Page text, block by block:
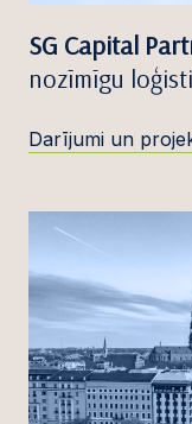
SG Capital
nozīmīgu
Darījumi un